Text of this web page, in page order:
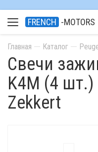
FRENCH -MOTORS
Главная Каталог
Свечи
K4M (4 шт.)
Zekkert